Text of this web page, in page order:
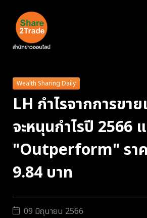
Wealth Sharing Daily
LH กำไรจากการขา
จะหนุนกำไรปี 2566
"Outperform" ราค
9.84 บาท
09 มิถุนายน 2566